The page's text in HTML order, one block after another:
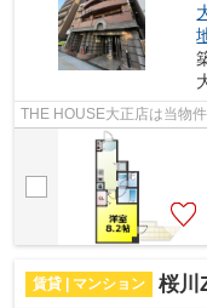
THE HOUSE大正店は当物
賃貸 | マンション 桜川